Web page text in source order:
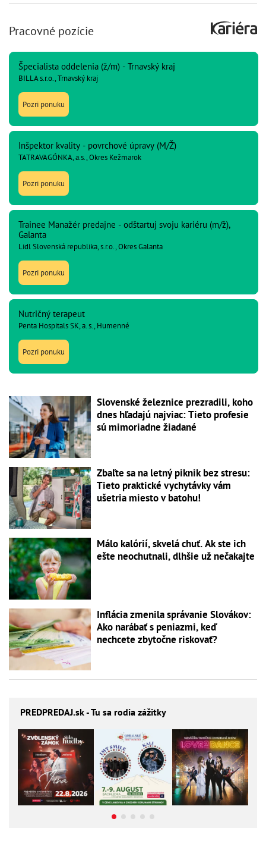
Pracovné pozície
Špecialista oddelenia (ž/m) - Trnavský kraj
BILLA s.r.o., Trnavský kraj
Pozri ponuku
Inšpektor kvality - povrchové úpravy (M/Ž)
TATRAVAGÓNKA, a.s., Okres Kežmarok
Pozri ponuku
Trainee Manažér predajne - odštartuj svoju kariéru (m/ž),
Galanta
Lidl Slovenská republika, s.r.o., Okres Galanta
Pozri ponuku
Nutričný terapeut
Penta Hospitals SK, a. s., Humenné
Pozri ponuku
Slovenské železnice prezradili, koho
dnes hľadajú najviac: Tieto profesie
sú mimoriadne žiadané
Zbaľte sa na letný piknik bez stresu:
Tieto praktické vychytávky vám
ušetria miesto v batohu!
Málo kalórií, skvelá chuť. Ak ste ich
ešte neochutnali, dlhšie už nečakajte
Inflácia zmenila správanie Slovákov:
Ako narábať s peniazmi, keď
nechcete zbytočne riskovať?
PREDPREDAJ.sk - Tu sa rodia zážitky